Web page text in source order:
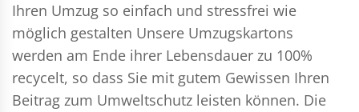
Ihren Umzug so einfach und stressfrei wie
möglich gestalten Unsere Umzugskartons
werden am Ende ihrer Lebensdauer zu 100%
recycelt, so dass Sie mit gutem Gewissen Ihren
Beitrag zum Umweltschutz leisten können. Die